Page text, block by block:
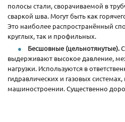
полосы стали, сворачиваемой в
сваркой шва. Могут быть как
Это наиболее распространённый
круглых, так и профильных.
Бесшовные (цельнотянутые).
выдерживают высокое давление,
нагрузки. Используются в
гидравлических и газовых
машиностроении. Существенно